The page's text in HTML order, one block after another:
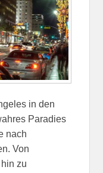
in den
Paradies
nach
Von
zu